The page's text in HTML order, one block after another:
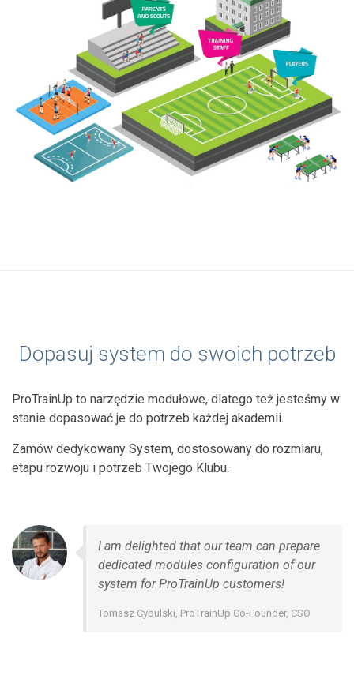
Dopasuj system do swoich potrzeb
ProTrainUp to narzędzie modułowe, dlatego też jesteśmy w
stanie dopasować je do potrzeb każdej akademii.
Zamów dedykowany System, dostosowany do rozmiaru,
etapu rozwoju i potrzeb Twojego Klubu.
I am delighted that our team can prepare
dedicated modules configuration of our
system for ProTrainUp customers!
Tomasz Cybulski, ProTrainUp Co-Founder, CSO